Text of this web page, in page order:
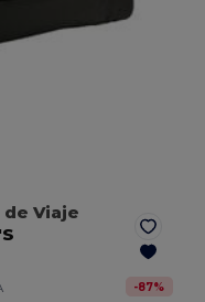
de Viaje
-87%